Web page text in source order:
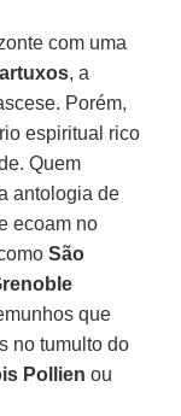
com uma
, a
Porém,
espiritual rico
Quem
antologia de
ecoam no
São
que
no tumulto do
Pollien ou